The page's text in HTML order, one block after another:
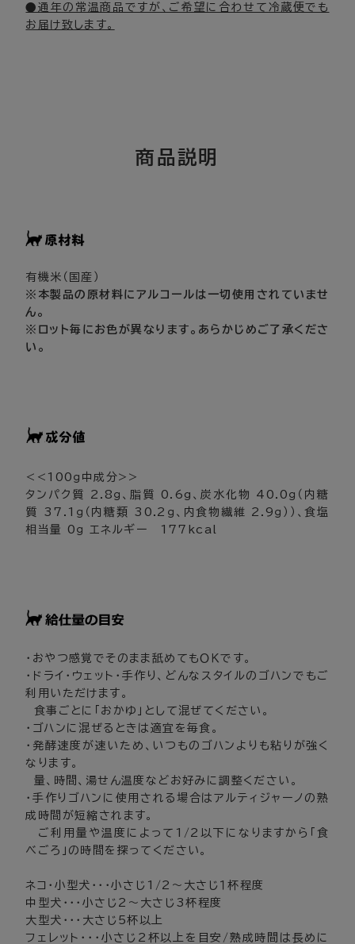
●通年の常温商品ですが、ご希望に合わせて冷蔵便でも
お届け致します。
有機米（国産）
※本製品の原材料にアルコールは一切使用されていませ
ん。
※ロット毎にお色が異なります。あらかじめご了承くださ
い。
<<100ｇ中成分>>
タンパク質 2.8ｇ、脂質 0.6g、炭水化物 40.0ｇ（内糖
質 37.1ｇ（内糖類 30.2ｇ、内食物繊維 2.9ｇ））、食塩
相当量 0ｇ エネルギー 177kcal
・おやつ感覚でそのまま舐めてもＯＫです。
・ドライ・ウェット･手作り、どんなスタイルのゴハンでもご
利用いただけます。
食事ごとに「おかゆ」として混ぜてください。
・ゴハンに混ぜるときは適宜を毎食。
・発酵速度が速いため、いつものゴハンよりも粘りが強く
なります。
量、時間、湯せん温度などお好みに調整ください。
・手作りゴハンに使用される場合はアルティジャーノの熟
成時間が短縮されます。
ご利用量や温度によって1/2以下になりますから「食
べごろ」の時間を探ってください。
ネコ・小型犬・・・小さじ1/2～大さじ１杯程度
中型犬・・・小さじ2～大さじ3杯程度
大型犬・・・大さじ5杯以上
フェレット・・・小さじ2杯以上を目安/熟成時間は長めに